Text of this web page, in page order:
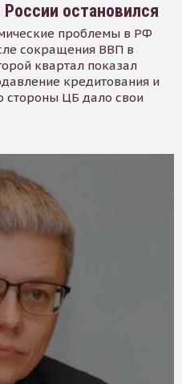
остановился
проблемы в РФ
сокращения ВВП в
квартал показал
кредитования и
стороны ЦБ дало свои